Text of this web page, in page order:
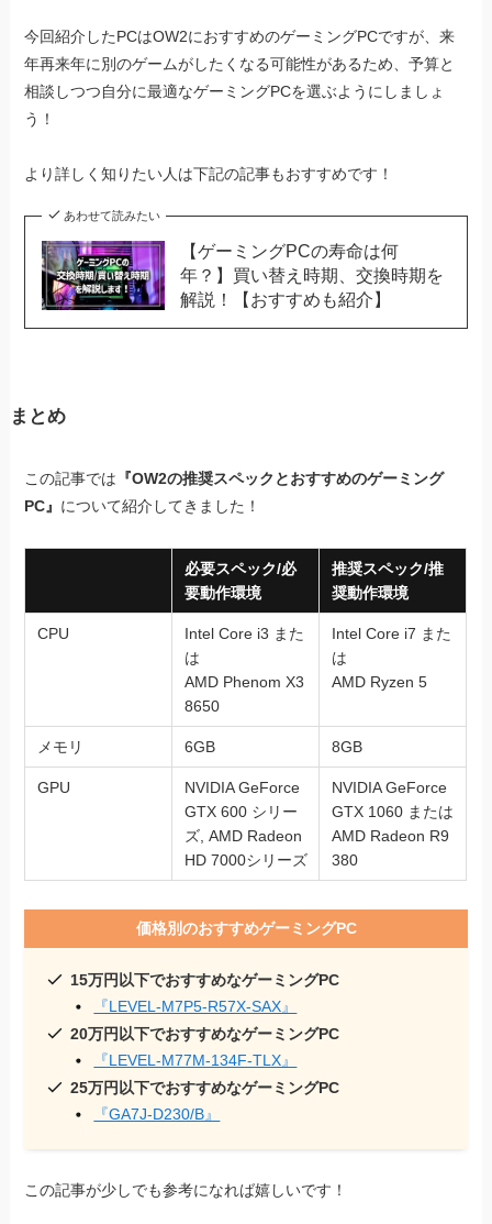
今回紹介したPCはOW2におすすめのゲーミングPCですが、来
年再来年に別のゲームがしたくなる可能性があるため、予算と
相談しつつ自分に最適なゲーミングPCを選ぶようにしましょ
う！
より詳しく知りたい人は下記の記事もおすすめです！
あわせて読みたい
【ゲーミングPCの寿命は何
年？】買い替え時期、交換時期を
解説！【おすすめも紹介】
まとめ
この記事では 『OW2の推奨スペックとおすすめのゲーミング
PC』 について紹介してきました！
必要スペック/必
要動作環境
推奨スペック/推
奨動作環境
CPU
Intel Core i3 また
は
AMD Phenom X3
8650
Intel Core i7 また
は
AMD Ryzen 5
メモリ 6GB 8GB
GPU
NVIDIA GeForce
GTX 600 シリー
ズ, AMD Radeon
HD 7000シリーズ
NVIDIA GeForce
GTX 1060 または
AMD Radeon R9
380
価格別のおすすめゲーミングPC
15万円以下でおすすめなゲーミングPC
『LEVEL-M7P5-R57X-SAX』
20万円以下でおすすめなゲーミングPC
『LEVEL-M77M-134F-TLX』
25万円以下でおすすめなゲーミングPC
『GA7J-D230/B』
この記事が少しでも参考になれば嬉しいです！